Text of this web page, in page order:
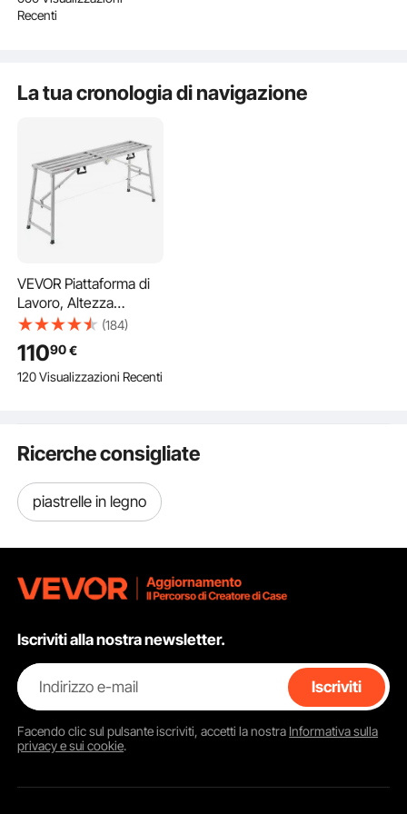
Recenti
La tua cronologia di navigazione
VEVOR Piattaforma di
Lavoro, Altezza
Regolabile 80-130 cm a
4 Marce, Scala
Pieghevole in Lega di
Acciaio, Piattaforma
per Pulizia Lavaggio
(184)
11090€
120 Visualizzazioni Recenti
Ricerche consigliate
piastrelle in legno
Iscriviti alla nostra newsletter.
Indirizzo e-mail Iscriviti
Facendo clic sul pulsanteiscriviti, accetti la nostra Informativa sulla
privacy e sui cookie.